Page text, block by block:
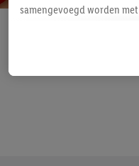
samengevoegd worden
Als u hiermee akkoord
u interesse hebt getoond
niet te kopen), ook op